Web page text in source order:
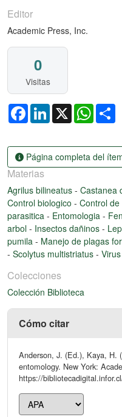
Editor
Academic Press, Inc.
0
Visitas
FacebookLinkedIn
X
Página completa del
Materias
Agrilus bilineatus - Castanea
Control biologico - Control
parasitica - Entomologia -
arbol - Insectos dañinos -
pumila - Manejo de plagas
- Scolytus multistriatus - Virus
Colecciones
Colección Biblioteca
Cómo citar
Anderson, J. (Ed.), Kaya, H.
entomology. New York:
https://